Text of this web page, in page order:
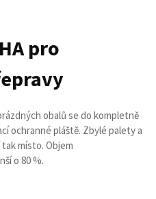
pro
obalů se do kompletně
ochranné pláště. Zbylé palety a
místo. Objem
o 80 %.